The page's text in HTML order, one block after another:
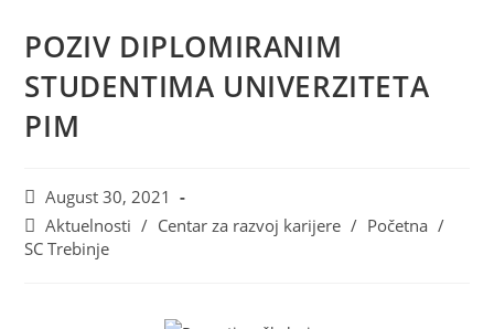
POZIV DIPLOMIRANIM
STUDENTIMA UNIVERZITETA
PIM
August 30, 2021
Aktuelnosti / Centar za razvoj karijere / Početna /
SC Trebinje